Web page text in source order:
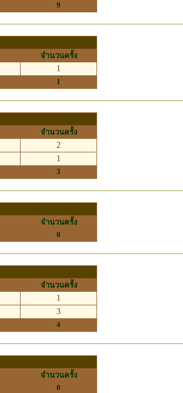
9
จำนวนครั้ง
1
1
จำนวนครั้ง
2
1
3
จำนวนครั้ง
0
จำนวนครั้ง
1
3
4
จำนวนครั้ง
0